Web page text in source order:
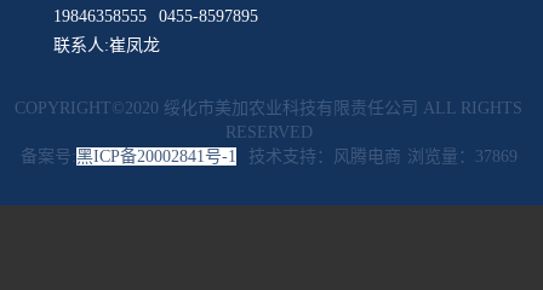
19846358555
0455-8597895
联系人:崔凤龙
COPYRIGHT©2020 绥化市美加农业科技有限责任公司 ALL RIGHTS
RESERVED
备案号:黑ICP备20002841号-1 技术支持：风腾电商 浏览量：37869